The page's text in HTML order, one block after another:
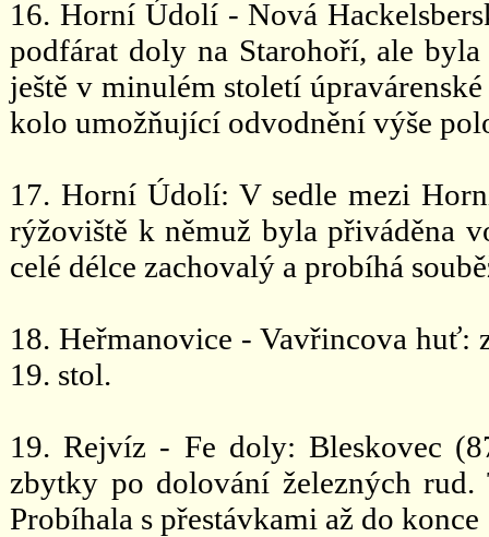
16. Horní Údolí - Nová
podfárat doly na Starohoří, ale
ještě v minulém století
kolo umožňující odvodnění výše
17. Horní Údolí: V sedle mezi
rýžoviště k němuž byla přiváděna
celé délce zachovalý a probíhá
18. Heřmanovice - Vavřincova huť:
19. stol.
19. Rejvíz - Fe doly: Bleskovec
zbytky po dolování železných
Probíhala s přestávkami až do konce